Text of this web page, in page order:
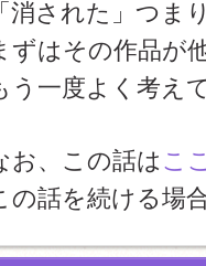
「消された」つ
ずはその作品が
う一度よく考え
お、この話はこ
の話を続ける場